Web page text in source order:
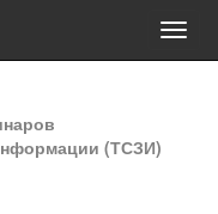
(ТСЗИ)